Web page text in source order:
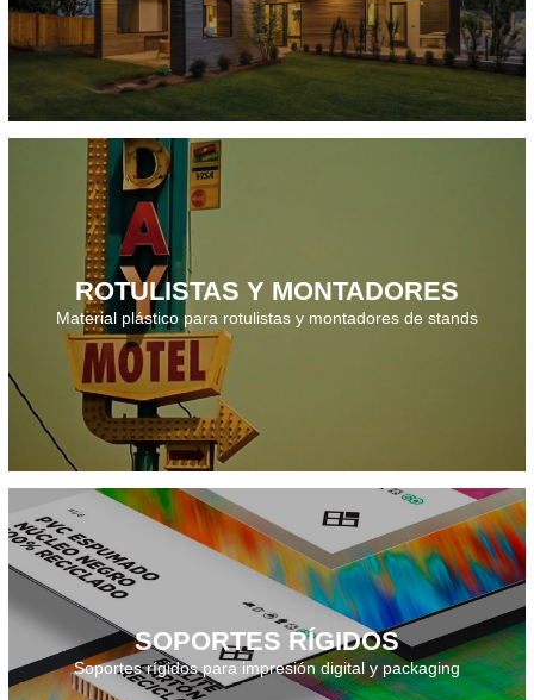
ROTULISTAS Y MONTADORES
Material plástico para rotulistas y montadores de stands
Descarga el catálogo · 2026
SOPORTES RÍGIDOS
Soportes rígidos para impresión digital y packaging
Descarga el catálogo · 2026